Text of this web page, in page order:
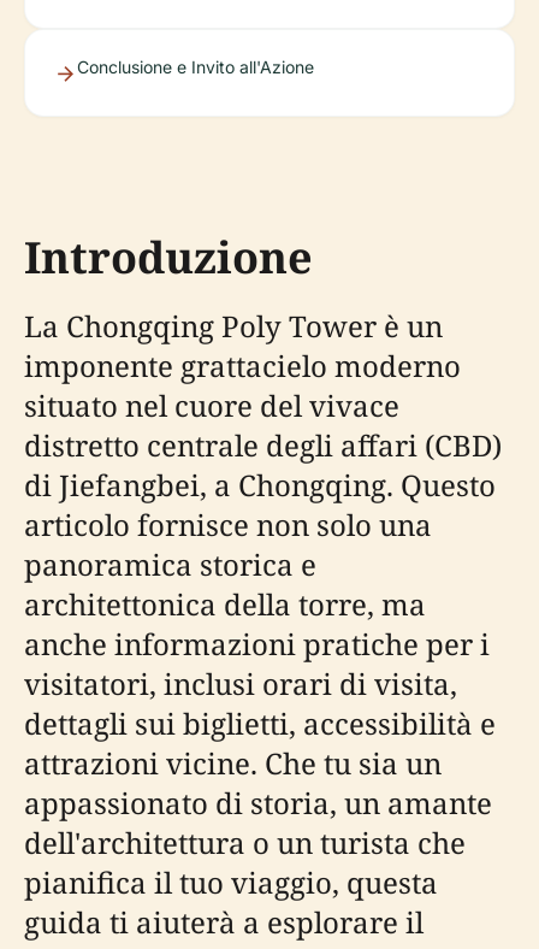
Conclusione e Invito all'Azione
Introduzione
La Chongqing Poly Tower è un
imponente grattacielo moderno
situato nel cuore del vivace
distretto centrale degli affari (CBD)
di Jiefangbei, a Chongqing. Questo
articolo fornisce non solo una
panoramica storica e
architettonica della torre, ma
anche informazioni pratiche per i
visitatori, inclusi orari di visita,
dettagli sui biglietti, accessibilità e
attrazioni vicine. Che tu sia un
appassionato di storia, un amante
dell'architettura o un turista che
pianifica il tuo viaggio, questa
guida ti aiuterà a esplorare il